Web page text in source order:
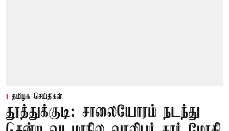
தமிழக செய்திகள்
தூத்துக்குடி: சாலையோரம் நடந்து